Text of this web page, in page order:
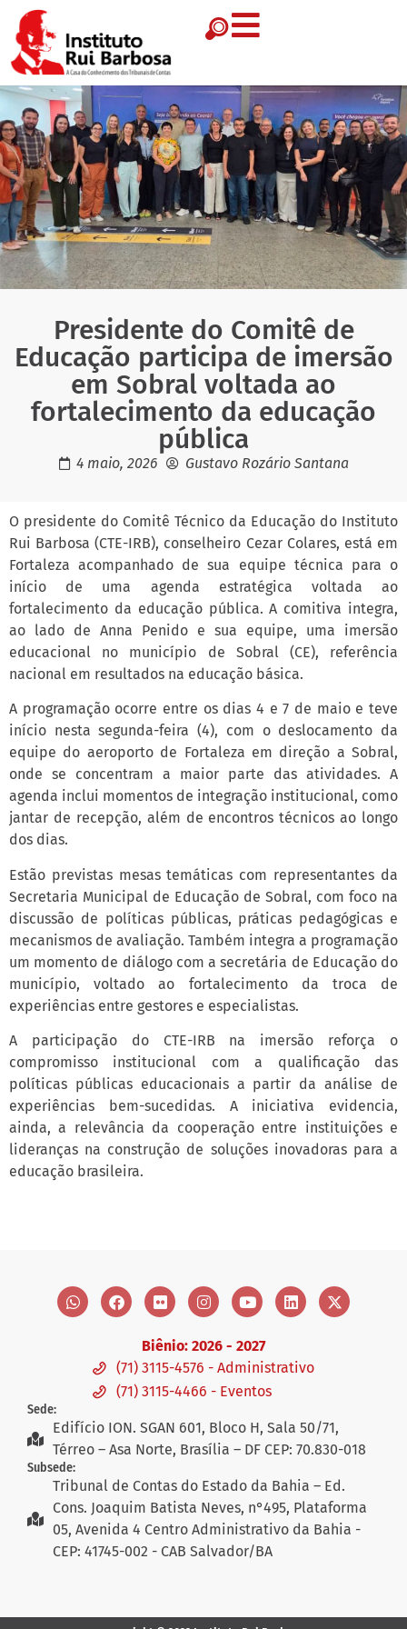
Presidente do Comitê de
Educação participa de imersão
em Sobral voltada ao
fortalecimento da educação
pública
4 maio, 2026 Gustavo Rozário Santana
O presidente do Comitê Técnico da Educação do Instituto
Rui Barbosa (CTE-IRB), conselheiro Cezar Colares, está em
Fortaleza acompanhado de sua equipe técnica para o
início de uma agenda estratégica voltada ao
fortalecimento da educação pública. A comitiva integra,
ao lado de Anna Penido e sua equipe, uma imersão
educacional no município de Sobral (CE), referência
nacional em resultados na educação básica.
A programação ocorre entre os dias 4 e 7 de maio e teve
início nesta segunda-feira (4), com o deslocamento da
equipe do aeroporto de Fortaleza em direção a Sobral,
onde se concentram a maior parte das atividades. A
agenda inclui momentos de integração institucional, como
jantar de recepção, além de encontros técnicos ao longo
dos dias.
Estão previstas mesas temáticas com representantes da
Secretaria Municipal de Educação de Sobral, com foco na
discussão de políticas públicas, práticas pedagógicas e
mecanismos de avaliação. Também integra a programação
um momento de diálogo com a secretária de Educação do
município, voltado ao fortalecimento da troca de
experiências entre gestores e especialistas.
A participação do CTE-IRB na imersão reforça o
compromisso institucional com a qualificação das
políticas públicas educacionais a partir da análise de
experiências bem-sucedidas. A iniciativa evidencia,
ainda, a relevância da cooperação entre instituições e
lideranças na construção de soluções inovadoras para a
educação brasileira.
Biênio: 2026 - 2027
(71) 3115-4576 - Administrativo
(71) 3115-4466 - Eventos
Sede:
Edifício ION. SGAN 601, Bloco H, Sala 50/71,
Térreo – Asa Norte, Brasília – DF CEP: 70.830-018
Subsede:
Tribunal de Contas do Estado da Bahia – Ed.
Cons. Joaquim Batista Neves, n°495, Plataforma
05, Avenida 4 Centro Administrativo da Bahia -
CEP: 41745-002 - CAB Salvador/BA